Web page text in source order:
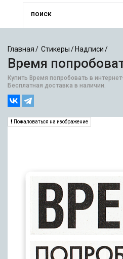
Главная Стикеры Надписи
Время
Купить Время попробовать в
Бесплатная доставка в наличии.
Пожаловаться на изображение